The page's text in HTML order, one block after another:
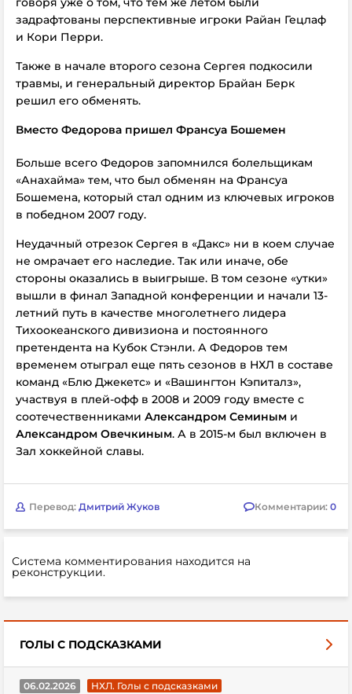
задрафтованы перспективные игроки Райан Гецлаф
и Кори Перри.
Также в начале второго сезона Сергея подкосили
травмы, и генеральный директор Брайан Берк
решил его обменять.
Вместо Федорова пришел Франсуа Бошемен
Больше всего Федоров запомнился болельщикам
«Анахайма» тем, что был обменян на Франсуа
Бошемена, который стал одним из ключевых игроков
в победном 2007 году.
Неудачный отрезок Сергея в «Дакс» ни в коем случае
не омрачает его наследие. Так или иначе, обе
стороны оказались в выигрыше. В том сезоне «утки»
вышли в финал Западной конференции и начали 13-
летний путь в качестве многолетнего лидера
Тихоокеанского дивизиона и постоянного
претендента на Кубок Стэнли. А Федоров тем
временем отыграл еще пять сезонов в НХЛ в составе
команд «Блю Джекетс» и «Вашингтон Кэпиталз»,
участвуя в плей-офф в 2008 и 2009 году вместе с
соотечественниками Александром Семиным и
Александром Овечкиным. А в 2015-м был включен в
Зал хоккейной славы.
Перевод: Дмитрий Жуков Комментарии: 0
Система комментирования находится на
реконструкции.
ГОЛЫ С ПОДСКАЗКАМИ
06.02.2026
НХЛ. Голы с подсказками